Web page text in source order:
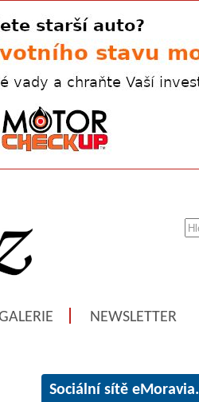
NEWSLETTER
Sociální sítě